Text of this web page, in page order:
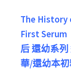
The History
First Serum
后 還幼系
華/還幼本